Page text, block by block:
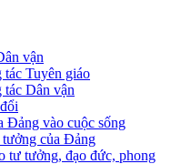
vận
tác Tuyên giáo
tác Dân vận
Đảng vào cuộc sống
tưởng của Đảng
tư tưởng, đạo đức, phong